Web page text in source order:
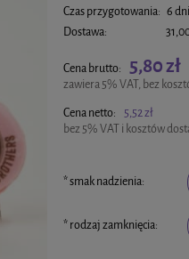
Czas przygotowania: 6
Dostawa:
Cena nie zawiera
Cena brutto: 5,80 zł
zawiera 5% VAT, bez
Cena netto:
5,52 zł
bez 5% VAT i kosztów
*smak nadzienia:
*rodzaj zamknięcia: